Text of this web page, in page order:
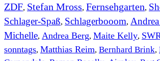
ZDF, Stefan Mross, Fernsehgarten,
Schlager-Spaß, Schlagerbooom,
Michelle, Andrea Berg, Maite Kelly,
sonntags, Matthias Reim, Bernhard Brink,